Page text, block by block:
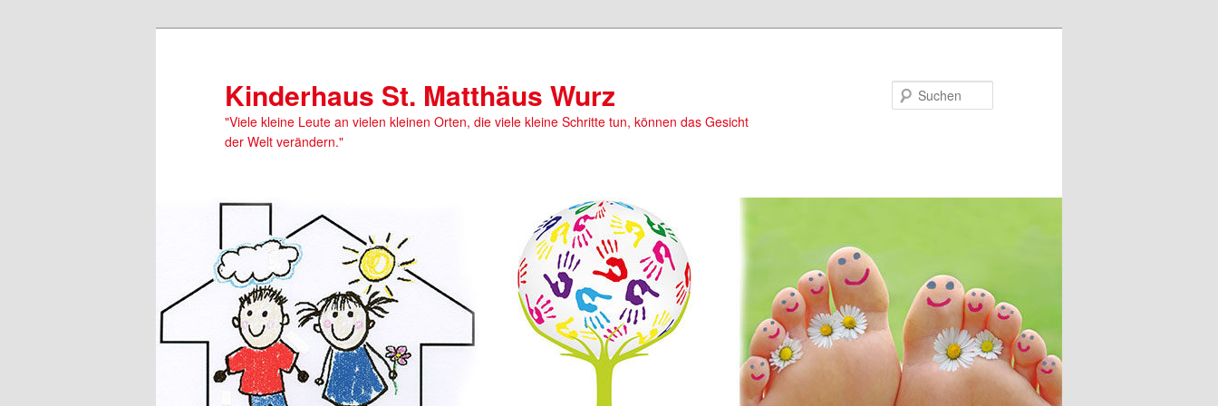
Kinderhaus St. Matthäus Wurz
"Viele kleine Leute an vielen kleinen Orten, die viele kleine Schritte tun, können das Gesicht
der Welt verändern."